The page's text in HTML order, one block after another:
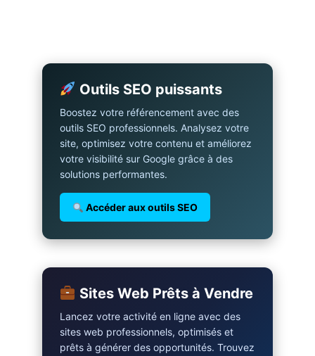
Outils SEO puissants
Boostez votre référencement avec des
outils SEO professionnels. Analysez votre
site, optimisez votre contenu et améliorez
votre visibilité sur Google grâce à des
solutions performantes.
Accéder aux outils SEO
Sites Web Prêts à Vendre
Lancez votre activité en ligne avec des
sites web professionnels, optimisés et
prêts à générer des opportunités. Trouvez